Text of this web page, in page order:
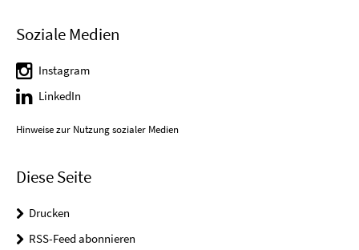
Soziale Medien
Instagram
LinkedIn
Hinweise zur Nutzung sozialer Medien
Diese Seite
Drucken
RSS-Feed abonnieren